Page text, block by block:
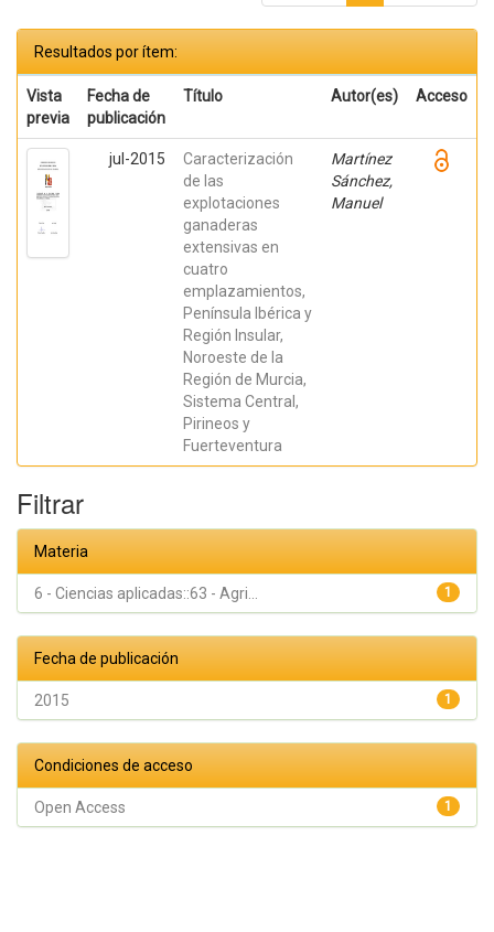
Resultados por ítem:
Vista
previa
Fecha de
publicación
Título Autor(es) Acceso
jul-2015
Caracterización
de las
explotaciones
ganaderas
extensivas en
cuatro
emplazamientos,
Península Ibérica y
Región Insular,
Noroeste de la
Región de Murcia,
Sistema Central,
Pirineos y
Fuerteventura
Martínez
Sánchez,
Manuel
Filtrar
Materia
1
6 - Ciencias aplicadas::63 - Agri...
Fecha de publicación
1
2015
Condiciones de acceso
1
Open Access